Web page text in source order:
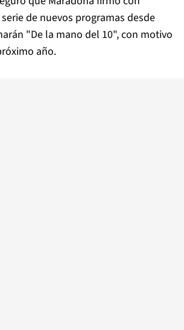
de nuevos programas desde
"De la mano del 10", con motivo
año.